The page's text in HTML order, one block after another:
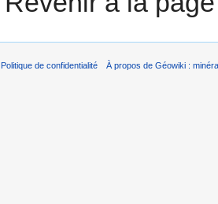
Politique de confidentialité À propos de Géowiki :